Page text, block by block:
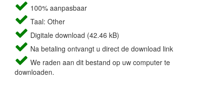
100% aanpasbaar
Taal: Other
Digitale download (42.46 kB)
Na betaling ontvangt u direct de download link
We raden aan dit bestand op uw computer te
downloaden.